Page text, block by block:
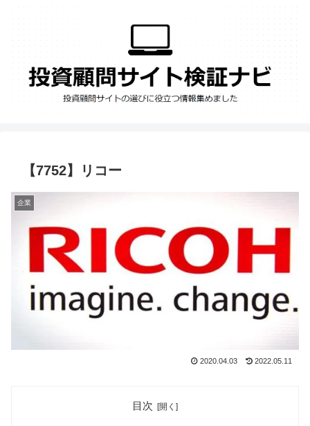
【7752】リコー
企業
2020.04.03 2022.05.11
目次